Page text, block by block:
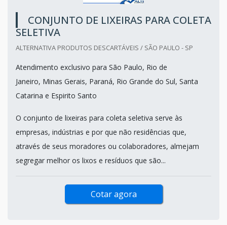
CONJUNTO DE LIXEIRAS PARA COLETA
SELETIVA
ALTERNATIVA PRODUTOS DESCARTÁVEIS / SÃO PAULO - SP
Atendimento exclusivo para São Paulo, Rio de
Janeiro, Minas Gerais, Paraná, Rio Grande do Sul, Santa
Catarina e Espirito Santo
O conjunto de lixeiras para coleta seletiva serve às
empresas, indústrias e por que não residências que,
através de seus moradores ou colaboradores, almejam
segregar melhor os lixos e resíduos que são...
Cotar agora